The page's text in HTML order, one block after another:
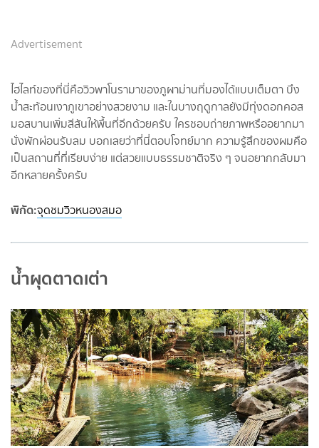
Advertisement
ไฮไลท์ของที่นี่คือวิวพาโนรามาของภูผาม่านที่มองได้แบบเต็มตา บึง
น้ำสะท้อนเงาภูเขาอย่างสวยงาม และในบางฤดูกาลยังมีทุ่งดอกคอส
มอสบานเพิ่มสีสันให้พื้นที่อีกด้วยครับ ใครชอบถ่ายภาพหรืออยากมา
นั่งพักผ่อนรับลม บอกเลยว่าที่นี่ตอบโจทย์มาก ความรู้สึกของผมคือ
เป็นสถานที่ที่เรียบง่าย แต่สวยแบบธรรมชาติจริง ๆ จนอยากกลับมา
อีกหลายครั้งครับ
พิกัด:จุดชมวิวหนองสมอ
น้ำผุดตาดเต่า